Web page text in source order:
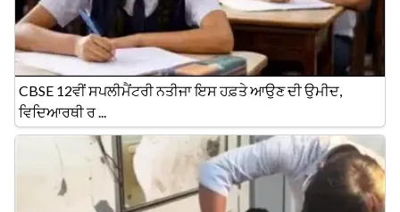
CBSE 12ਵੀਂ ਸਪਲੀਮੈਂਟਰੀ ਨਤੀਜਾ ਇਸ ਹਫ਼ਤੇ ਆਉਣ ਦੀ ਉਮੀਦ,
ਵਿਦਿਆਰਥੀ ਰ ...